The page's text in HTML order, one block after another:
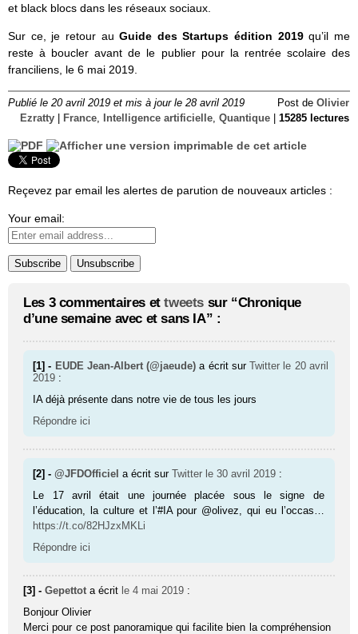
et black blocs dans les réseaux sociaux.
Sur ce, je retour auGuide des Startups édition 2019qu’il me
reste à boucler avant de le publier pour la rentrée scolaire des
franciliens, le 6 mai 2019.
Publié le 20 avril 2019 et mis à jour le 28 avril 2019 Post de Olivier
Ezratty
France, Intelligence artificielle, Quantique 15285 lectures
Reçevez par email les alertes de parution de nouveaux articles :
Your email:
Les 3 commentaires ettweets sur “Chronique
d’une semaine avec et sans IA” :
[1] - EUDE Jean-Albert (@jaeude) a écrit surTwitter le 20 avril
2019 :
IA déjà présente dans notre vie de tous les jours
Répondre ici
[2] -@JFDOfficiel a écrit surTwitter le 30 avril 2019 :
Le 17 avril était une journée placée sous le signe de
l’éducation, la culture et l’#IA pour @olivez, qui eu l’occas…
https://t.co/82HJzxMKLi
Répondre ici
[3] -Gepettot a écrit le 4 mai 2019 :
Bonjour Olivier
Merci pour ce post panoramique qui facilite bien la compréhension